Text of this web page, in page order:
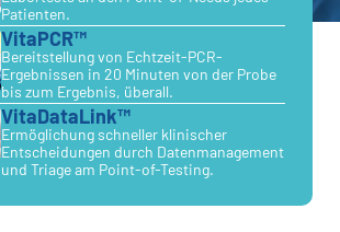
Patienten.
VitaPCR™
Bereitstellung von Echtzeit-PCR-
Ergebnissen in 20 Minuten von der Probe
bis zum Ergebnis, überall.
VitaDataLink™
Ermöglichung schneller klinischer
Entscheidungen durch Datenmanagement
und Triage am Point-of-Testing.